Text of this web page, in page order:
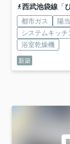
西武池袋線「
都市ガス 陽
システムキッチ
浴室乾燥機
新築